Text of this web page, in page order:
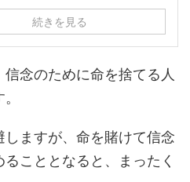
続きを見る
念のために命を捨てる人
ますが、命を賭けて信念
こととなると、まったく